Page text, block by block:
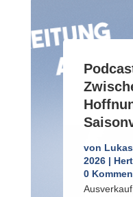
von
2026|
0